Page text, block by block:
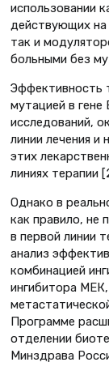
использовании
действующих на
так и
больными без
Эффективность
мутацией в гене
исследований,
линии лечения и
этих
линиях терапии
Однако в
как правило, не
в первой линии
анализ
комбинацией
ингибитора
Программе
отделении
Минздрава